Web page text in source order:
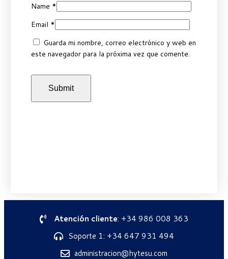
Name *
Email *
Guarda mi nombre, correo electrónico y web en
este navegador para la próxima vez que comente.
Atención cliente: +34 986 008 363
Soporte 1: +34 647 931 494
administracion@hytesu.com